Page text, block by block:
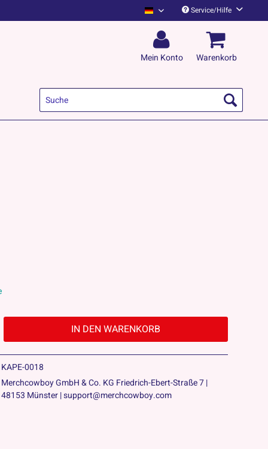
Kapelle Petra English
Service/Hilfe
Mein Konto Warenkorb
IN DEN WARENKORB
KAPE-0018
Merchcowboy GmbH & Co. KG Friedrich-Ebert-Straße 7 |
48153 Münster | support@merchcowboy.com